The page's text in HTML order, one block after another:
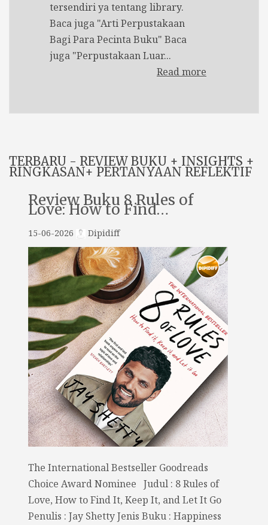
tersendiri ya tentang library.
Baca juga "Arti Perpustakaan
Bagi Para Pecinta Buku" Baca
juga "Perpustakaan Luar...
Read more
TERBARU - REVIEW BUKU + INSIGHTS +
RINGKASAN+ PERTANYAAN REFLEKTIF
Review Buku 8 Rules of
Love: How to Find…
15-06-2026 Dipidiff
The International Bestseller Goodreads
Choice Award Nominee Judul : 8 Rules of
Love, How to Find It, Keep It, and Let It Go
Penulis : Jay Shetty Jenis Buku : Happiness